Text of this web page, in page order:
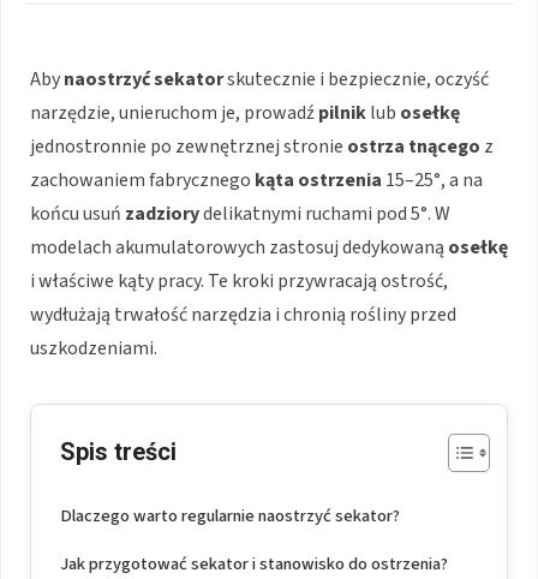
Abynaostrzyć sekatorskutecznie i bezpiecznie, oczyść
narzędzie, unieruchom je, prowadźpilniklub osełkę
jednostronnie po zewnętrznej stronie ostrza tnącego z
zachowaniem fabrycznego kąta ostrzenia 15–25°, a na
końcu usuń zadziorydelikatnymi ruchami pod 5°. W
modelach akumulatorowych zastosuj dedykowaną osełkę
i właściwe kąty pracy. Te kroki przywracają ostrość,
wydłużają trwałość narzędzia i chronią rośliny przed
uszkodzeniami.
Spis treści
Dlaczego warto regularnie naostrzyć sekator?
Jak przygotować sekator i stanowisko do ostrzenia?